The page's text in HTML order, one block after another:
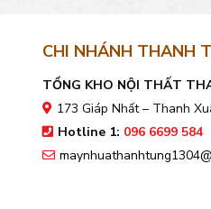
CHI NHÁNH THANH
TỔNG KHO NỘI THẤT
173 Giáp Nhất – Thanh
Hotline 1: 096 6699 584